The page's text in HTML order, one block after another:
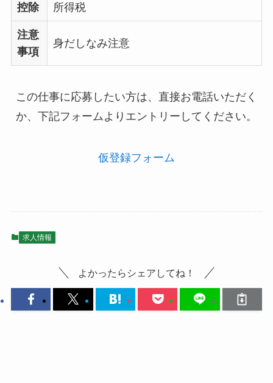
控除 所得税
注意
事項
身だしなみ注意
この仕事に応募したい方は、直接お電話いただく
か、下記フォームよりエントリーしてください。
仮登録フォーム
求人情報
よかったらシェアしてね！